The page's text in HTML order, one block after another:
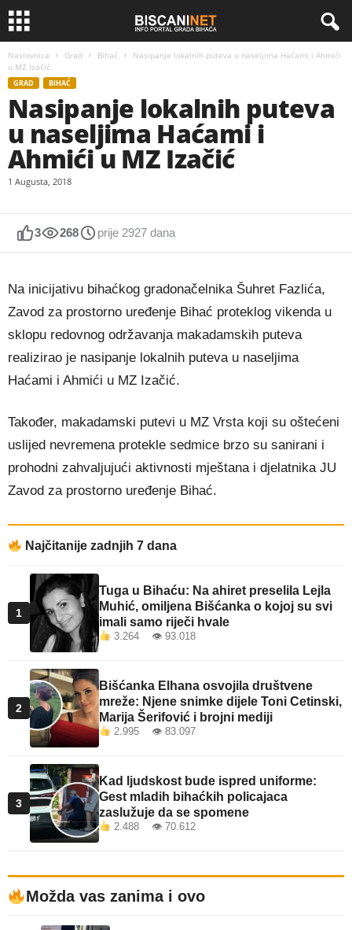
Naslovnica Grad Bihać
Nasipanje lokalnih puteva u naseljima Haćami i Ahmići
u MZ Izačić
GRAD BIHAĆ
Nasipanje lokalnih puteva
u naseljima Haćami i
Ahmići u MZ Izačić
1 Augusta, 2018
3 268 prije 2927 dana
Na inicijativu bihaćkog gradonačelnika Šuhret Fazlića,
Zavod za prostorno uređenje Bihać proteklog vikenda u
sklopu redovnog održavanja makadamskih puteva
realizirao je nasipanje lokalnih puteva u naseljima
Haćami i Ahmići u MZ Izačić.
Također, makadamski putevi u MZ Vrsta koji su oštećeni
uslijed nevremena protekle sedmice brzo su sanirani i
prohodni zahvaljujući aktivnosti mještana i djelatnika JU
Zavod za prostorno uređenje Bihać.
Najčitanije zadnjih 7 dana
1
Tuga u Bihaću: Na ahiret preselila Lejla
Muhić, omiljena Bišćanka o kojoj su svi
imali samo riječi hvale
3.264 👁 93.018
2
Bišćanka Elhana osvojila društvene
mreže: Njene snimke dijele Toni Cetinski,
Marija Šerifović i brojni mediji
2.995 👁 83.097
3
Kad ljudskost bude ispred uniforme:
Gest mladih bihaćkih policajaca
zaslužuje da se spomene
2.488 👁 70.612
Možda vas zanima i ovo